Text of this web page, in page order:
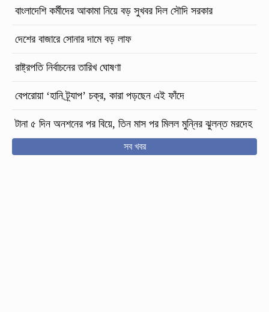
বাংলাদেশি কর্মীদের আকামা নিয়ে বড় সুখবর দিল সৌদি সরকার
দেশের বাজারে সোনার দামে বড় লাফ
রাষ্ট্রপতি নির্বাচনের তারিখ ঘোষণা
বেপরোয়া ‘হানি ট্র্যাপ’ চক্র, কারা পড়ছেন এই ফাঁদে
টানা ৫ দিন অনশনের পর বিয়ে, তিন মাস পর মিলল মুন্নির ঝুলন্ত মরদেহ
সব খবর